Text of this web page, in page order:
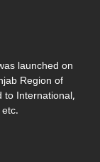
launched on
Region of
to International,